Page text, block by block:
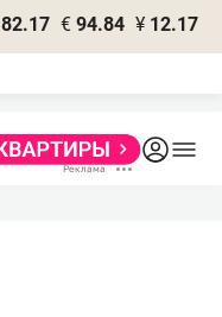
82.17 € 94.84 ¥ 12.17